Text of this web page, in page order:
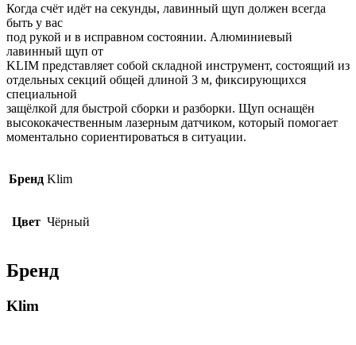
Когда счёт идёт на секунды, лавинный щуп должен всегда
быть у вас
под рукой и в исправном состоянии. Алюминиевый
лавинный щуп от
KLIM представляет собой складной инструмент, состоящий из
отдельных секций общей длиной 3 м, фиксирующихся
специальной
защёлкой для быстрой сборки и разборки. Щуп оснащён
высококачественным лазерным датчиком, который помогает
моментально сориентироваться в ситуации.
Бренд Klim
Цвет Чёрный
Бренд
Klim